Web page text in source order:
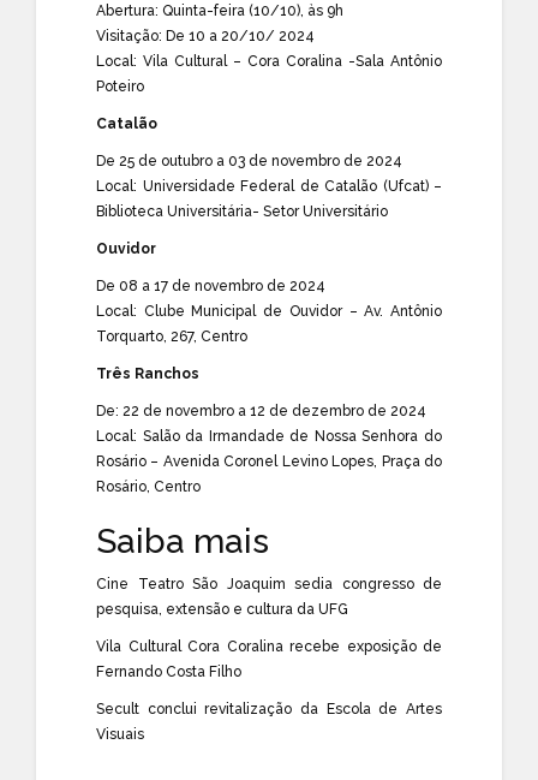
Abertura: Quinta-feira (10/10), às 9h
Visitação: De 10 a 20/10/ 2024
Local: Vila Cultural – Cora Coralina -Sala Antônio
Poteiro
Catalão
De 25 de outubro a 03 de novembro de 2024
Local: Universidade Federal de Catalão (Ufcat) –
Biblioteca Universitária- Setor Universitário
Ouvidor
De 08 a 17 de novembro de 2024
Local: Clube Municipal de Ouvidor – Av. Antônio
Torquarto, 267, Centro
Três Ranchos
De: 22 de novembro a 12 de dezembro de 2024
Local: Salão da Irmandade de Nossa Senhora do
Rosário – Avenida Coronel Levino Lopes, Praça do
Rosário, Centro
Saiba mais
Cine Teatro São Joaquim sedia congresso de
pesquisa, extensão e cultura da UFG
Vila Cultural Cora Coralina recebe exposição de
Fernando Costa Filho
Secult conclui revitalização da Escola de Artes
Visuais